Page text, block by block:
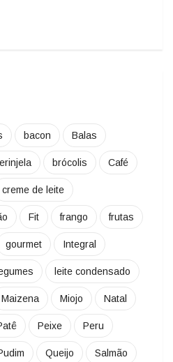
bacon Balas
brócolis Café
creme de leite
Fit frango frutas
gourmet Integral
leite condensado
Maizena Miojo Natal
Peixe Peru
Queijo Salmão